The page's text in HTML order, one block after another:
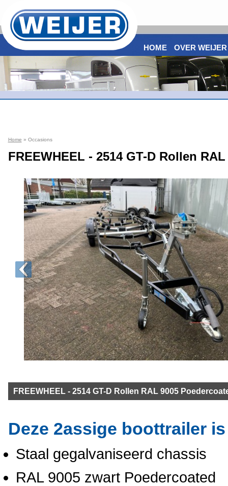
Home » Occasions
FREEWHEEL - 2514 GT-D Rollen
FREEWHEEL - 2514 GT-D Rollen RAL 9005
Deze 2assige boottrailer
Staal gegalvaniseerd chassis
RAL 9005 zwart Poedercoated
HOME OVER WEIJER